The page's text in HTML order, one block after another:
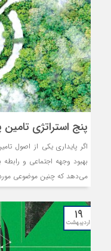
پنج استراتژی تامین
اگر پایداری یکی از اصول
بهبود وجهه اجتماعی و
می‌دهد که چنین موضوعی
نشان می‌دهد. نهادینه ساختن
زنجیره تامین نیازمند
۱۹
اردیبهشت